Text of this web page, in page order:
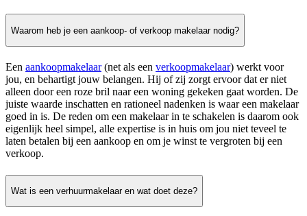
Waarom heb je een aankoop- of verkoop makelaar nodig?
Een aankoopmakelaar(net als een verkoopmakelaar) werkt voor
jou, en behartigt jouw belangen. Hij of zij zorgt ervoor dat er niet
alleen door een roze bril naar een woning gekeken gaat worden. De
juiste waarde inschatten en rationeel nadenken is waar een makelaar
goed in is. De reden om een makelaar in te schakelen is daarom ook
eigenlijk heel simpel, alle expertise is in huis om jou niet teveel te
laten betalen bij een aankoop en om je winst te vergroten bij een
verkoop.
Wat is een verhuurmakelaar en wat doet deze?